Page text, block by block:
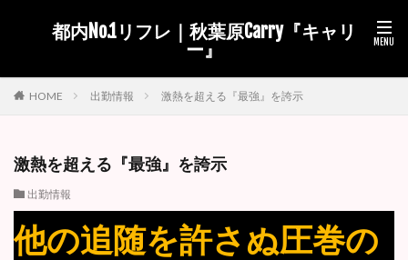
都内No.1リフレ｜秋葉原Carry『キャリ
ー』
HOME 出勤情報 激熱を超える『最強』を誇示
激熱を超える『最強』を誇示
出勤情報
他の追随を許さぬ圧巻の